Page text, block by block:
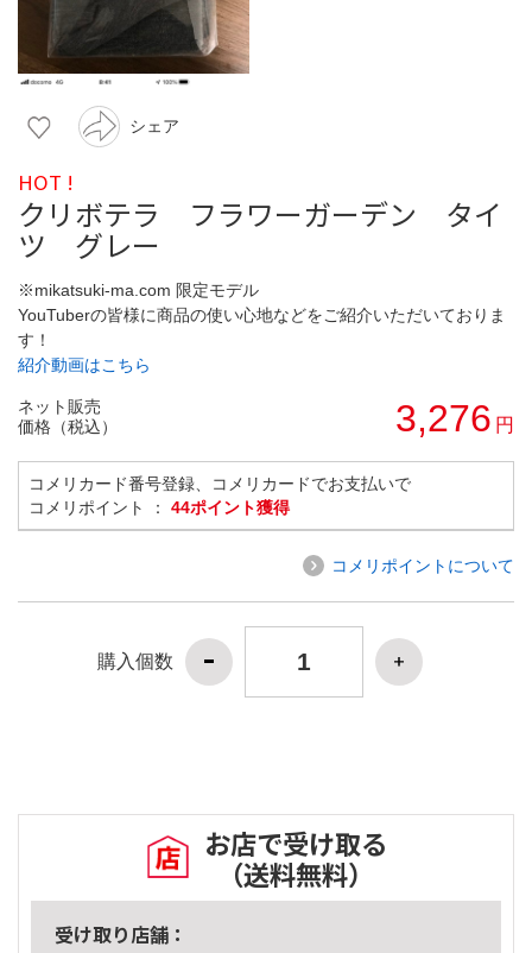
シェア
HOT !
クリボテラ フラワーガーデン タイ
ツ グレー
※mikatsuki-ma.com 限定モデル
YouTuberの皆様に商品の使い心地などをご紹介いただいておりま
す！
紹介動画はこちら
ネット販売
価格（税込）
3,276 円
コメリカード番号登録、コメリカードでお支払いで
コメリポイント ： 44ポイント獲得
コメリポイントについて
購入個数
お店で受け取る
（送料無料）
受け取り店舗：